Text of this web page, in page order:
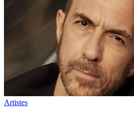
Artistes